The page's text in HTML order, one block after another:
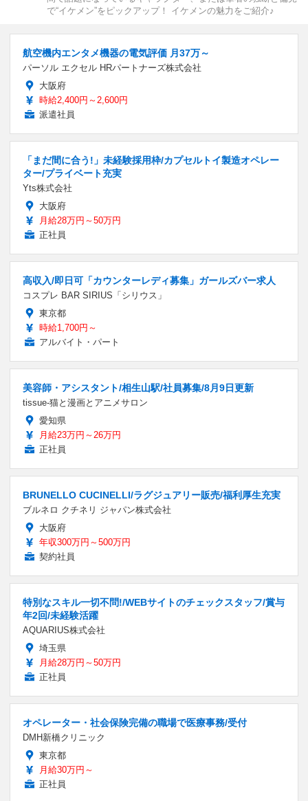
で“イケメン”をピックアップ！ イケメンの魅力をご紹介♪
航空機内エンタメ機器の電気評価 月37万～
パーソル エクセル HRパートナーズ株式会社
大阪府
時給2,400円～2,600円
派遣社員
「まだ間に合う!」未経験採用枠/カプセルトイ製造オペレー
ター/プライベート充実
Yts株式会社
大阪府
月給28万円～50万円
正社員
高収入/即日可「カウンターレディ募集」ガールズバー求人
コスプレ BAR SIRIUS「シリウス」
東京都
時給1,700円～
アルバイト・パート
美容師・アシスタント/相生山駅/社員募集/8月9日更新
tissue-猫と漫画とアニメサロン
愛知県
月給23万円～26万円
正社員
BRUNELLO CUCINELLI/ラグジュアリー販売/福利厚生充実
ブルネロ クチネリ ジャパン株式会社
大阪府
年収300万円～500万円
契約社員
特別なスキル一切不問!/WEBサイトのチェックスタッフ/賞与
年2回/未経験活躍
AQUARIUS株式会社
埼玉県
月給28万円～50万円
正社員
オペレーター・社会保険完備の職場で医療事務/受付
DMH新橋クリニック
東京都
月給30万円～
正社員